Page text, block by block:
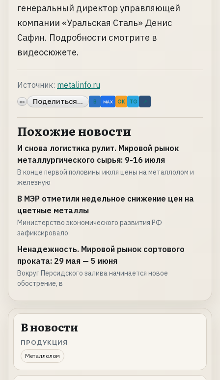
генеральный директор управляющей
компании «Уральская Сталь» Денис
Сафин. Подробности смотрите в
видеосюжете.
Источник: metalinfo.ru
«» Поделиться... B MAX OK TG ↗
Похожие новости
И снова логистика рулит. Мировой рынок
металлургического сырья: 9-16 июля
В конце первой половины июля цены на металлолом и
железную
В МЭР отметили недельное снижение цен на
цветные металлы
Министерство экономического развития РФ
зафиксировало
Ненадежность. Мировой рынок сортового
проката: 29 мая — 5 июня
Вокруг Персидского залива начинается новое
обострение, в
В новости
ПРОДУКЦИЯ
Металлолом